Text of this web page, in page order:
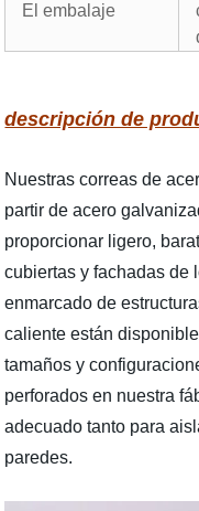
El embalaje
descripción de
Nuestras correas de
partir de acero
proporcionar ligero,
cubiertas y fachadas de
enmarcado de
caliente están
tamaños y
perforados en nuestra
adecuado tanto para
paredes.